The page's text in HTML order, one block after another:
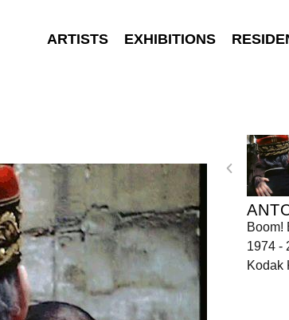
ARTISTS EXHIBITIONS
Boom!
1974 -
Kodak